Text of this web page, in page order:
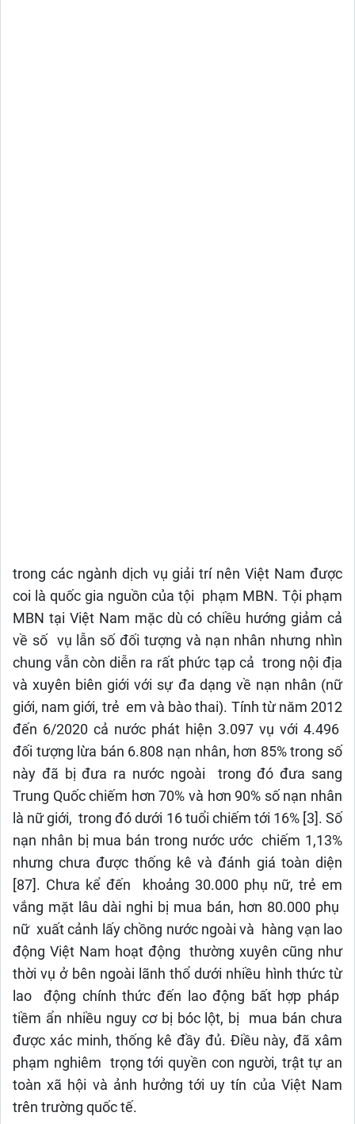
trong các ngành dịch vụ giải trí nên Việt Nam được
coi là quốc gia nguồn của tội phạm MBN. Tội phạm
MBN tại Việt Nam mặc dù có chiều hướng giảm cả
về số vụ lẫn số đối tượng và nạn nhân nhưng nhìn
chung vẫn còn diễn ra rất phức tạp cả trong nội địa
và xuyên biên giới với sự đa dạng về nạn nhân (nữ
giới, nam giới, trẻ em và bào thai). Tính từ năm 2012
đến 6/2020 cả nước phát hiện 3.097 vụ với 4.496
đối tượng lừa bán 6.808 nạn nhân, hơn 85% trong số
này đã bị đưa ra nước ngoài trong đó đưa sang
Trung Quốc chiếm hơn 70% và hơn 90% số nạn nhân
là nữ giới, trong đó dưới 16 tuổi chiếm tới 16% [3]. Số
nạn nhân bị mua bán trong nước ước chiếm 1,13%
nhưng chưa được thống kê và đánh giá toàn diện
[87]. Chưa kể đến khoảng 30.000 phụ nữ, trẻ em
vắng mặt lâu dài nghi bị mua bán, hơn 80.000 phụ
nữ xuất cảnh lấy chồng nước ngoài và hàng vạn lao
động Việt Nam hoạt động thường xuyên cũng như
thời vụ ở bên ngoài lãnh thổ dưới nhiều hình thức từ
lao động chính thức đến lao động bất hợp pháp
tiềm ẩn nhiều nguy cơ bị bóc lột, bị mua bán chưa
được xác minh, thống kê đầy đủ. Điều này, đã xâm
phạm nghiêm trọng tới quyền con người, trật tự an
toàn xã hội và ảnh hưởng tới uy tín của Việt Nam
trên trường quốc tế.